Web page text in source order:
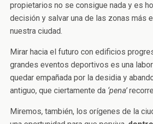
propietarios no se consigue nada y es
decisión y salvar una de las zonas más
nuestra ciudad.
Mirar hacia el futuro con edificios
grandes eventos deportivos es una
quedar empañada por la desidia y
antiguo, que ciertamente da ‘pena’
Miremos, también, los orígenes de la